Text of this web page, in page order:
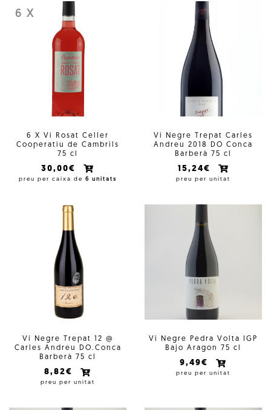
6 X
6 X Vi Rosat Celler
Cooperatiu de Cambrils
75 cl
30,00€
preu per caixa de 6 unitats
Vi Negre Trepat Carles
Andreu 2018 DO Conca
Barberà 75 cl
15,24€
preu per unitat
Vi Negre Trepat 12 @
Carles Andreu DO.Conca
Barberà 75 cl
8,82€
preu per unitat
Vi Negre Pedra Volta IGP
Bajo Aragon 75 cl
9,49€
preu per unitat